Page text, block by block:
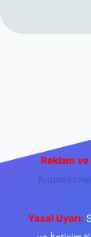
Reklam
Yasal Uyarı: